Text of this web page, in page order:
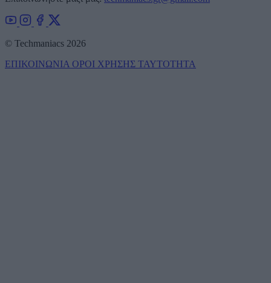
© Techmaniacs 2026
ΕΠΙΚΟΙΝΩΝΙΑ ΟΡΟΙ ΧΡΗΣΗΣ ΤΑΥΤΟΤΗΤΑ